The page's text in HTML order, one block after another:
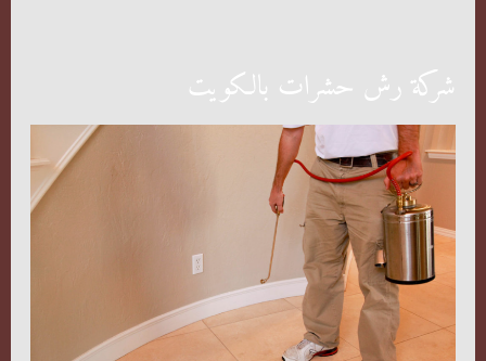
شركة رش حشرات بالكويت